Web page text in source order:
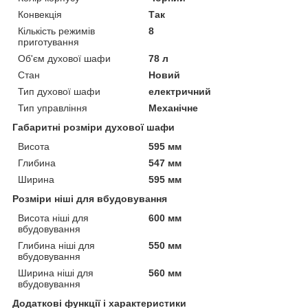
Конвекція
Так
Кількість режимів
приготування
8
Об'єм духової шафи
78 л
Стан
Новий
Тип духової шафи
електричний
Тип управління
Механічне
Габаритні розміри духової шафи
Висота
595 мм
Глибина
547 мм
Ширина
595 мм
Розміри ніші для вбудовування
Висота ніші для
вбудовування
600 мм
Глибина ніші для
вбудовування
550 мм
Ширина ніші для
вбудовування
560 мм
Додаткові функції і характеристики